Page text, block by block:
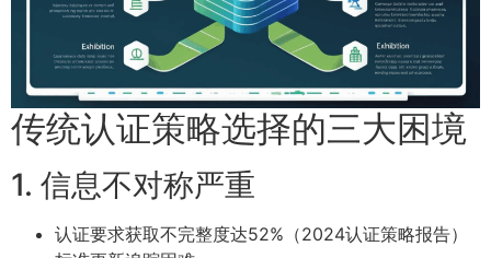
传统认证策略选择的三大困境
1. 信息不对称严重
认证要求获取不完整度达52%（2024认证策略报告）